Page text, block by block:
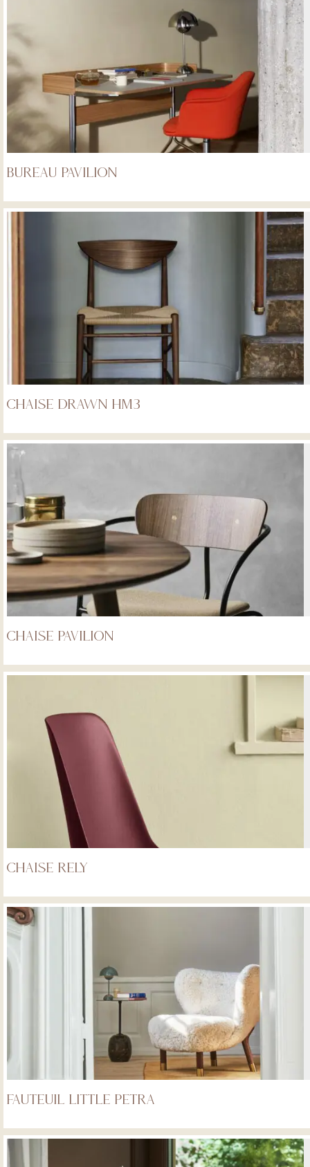
Bureau Pavilion
Chaise Drawn HM3
Chaise Pavilion
Chaise Rely
Fauteuil Little Petra